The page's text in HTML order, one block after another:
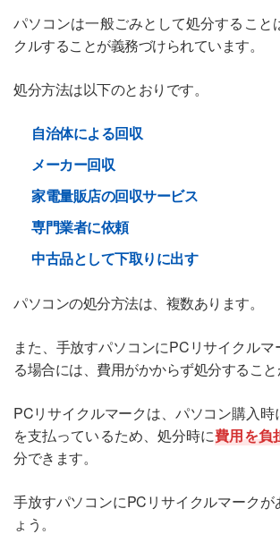
パソコンは一般ごみとして処分すること
クルすることが義務づけられています。
処分方法は以下のとおりです。
自治体による回収
メーカー回収
家電量販店の回収サービス
専門業者に依頼
中古品として下取りに出す
パソコンの処分方法は、複数あります。
また、手放すパソコンにPCリサイクル
る場合には、費用がかからず処分すること
PCリサイクルマークは、パソコン購入時
を支払っているため、処分時に費用を負
分できます。
手放すパソコンにPCリサイクルマークが
ょう。